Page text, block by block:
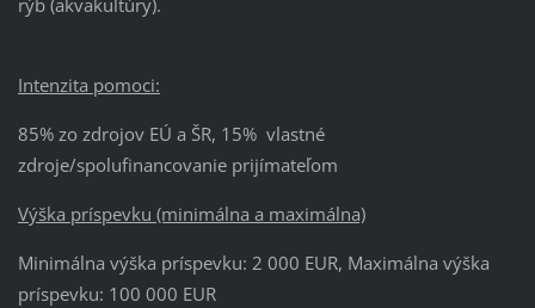
rýb (akvakultúry).
Intenzita pomoci:
85% zo zdrojov EÚ a ŠR, 15% vlastné
zdroje/spolufinancovanie prijímateľom
Výška príspevku (minimálna a maximálna)
Minimálna výška príspevku: 2 000 EUR, Maximálna výška
príspevku: 100 000 EUR